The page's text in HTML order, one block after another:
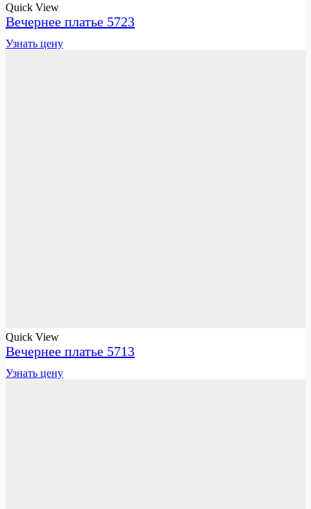
Quick View
Вечернее платье 5723
Узнать цену
Quick View
Вечернее платье 5713
Узнать цену